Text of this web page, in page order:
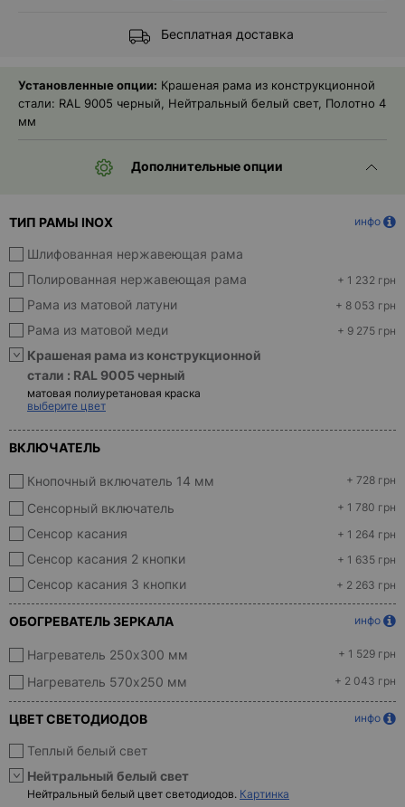
Бесплатная доставка
Установленные опции: Крашеная рама из конструкционной
стали: RAL 9005 черный, Нейтральный белый свет, Полотно 4
мм
Дополнительные опции
ТИП РАМЫ INOX инфо
Шлифованная нержавеющая рама
Полированная нержавеющая рама
+ 1 232 грн
Рама из матовой латуни + 8 053 грн
Рама из матовой меди + 9 275 грн
Крашеная рама из конструкционной
стали : RAL 9005 черный
матовая полиуретановая краска
выберите цвет
ВКЛЮЧАТЕЛЬ
Кнопочный включатель 14 мм + 728 грн
Сенсорный включатель + 1 780 грн
Сенсор касания + 1 264 грн
Сенсор касания 2 кнопки + 1 635 грн
Сенсор касания 3 кнопки + 2 263 грн
ОБОГРЕВАТЕЛЬ ЗЕРКАЛА инфо
Нагреватель 250x300 мм + 1 529 грн
Нагреватель 570х250 мм + 2 043 грн
ЦВЕТ СВЕТОДИОДОВ инфо
Теплый белый свет
Нейтральный белый свет
Нейтральный белый цвет светодиодов. Картинка